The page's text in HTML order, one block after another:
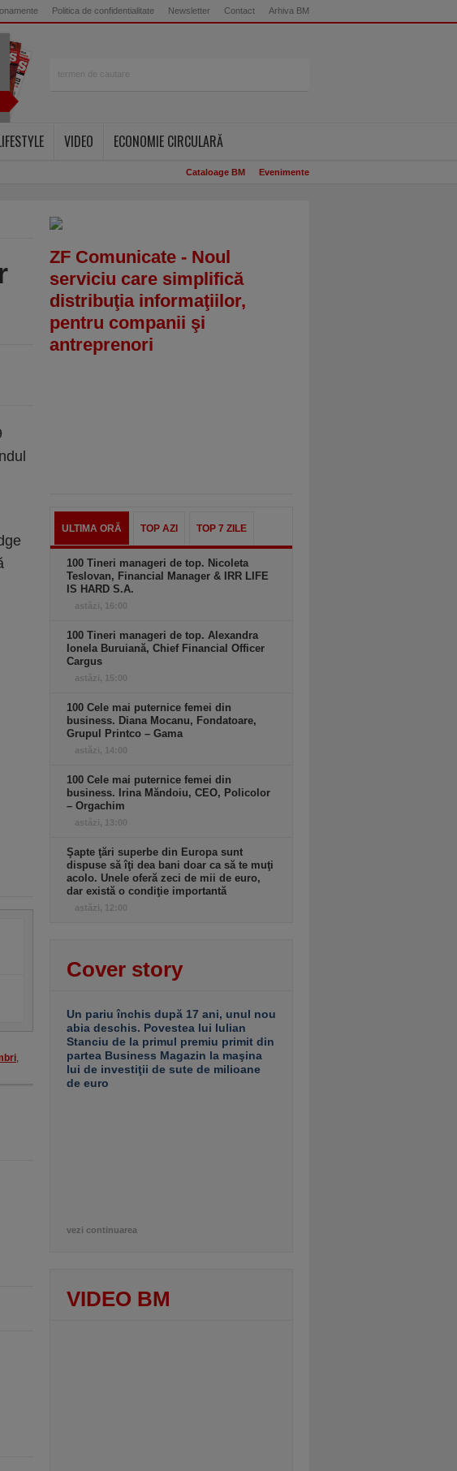
Politica de confidentialitate Newsletter Contact Arhiva BM
VIDEO
ECONOMIE CIRCULARĂ
Cataloage BM Evenimente
,
ZF Comunicate - Noul
serviciu care simplifică
distribuţia informaţiilor,
pentru companii şi
antreprenori
ULTIMA ORĂ TOP AZI TOP 7 ZILE
100 Tineri manageri de top. Nicoleta
Teslovan, Financial Manager & IRR LIFE
IS HARD S.A.
astăzi, 16:00
100 Tineri manageri de top. Alexandra
Ionela Buruiană, Chief Financial Officer
Cargus
astăzi, 15:00
100 Cele mai puternice femei din
business. Diana Mocanu, Fondatoare,
Grupul Printco – Gama
astăzi, 14:00
100 Cele mai puternice femei din
business. Irina Măndoiu, CEO, Policolor
– Orgachim
astăzi, 13:00
Şapte ţări superbe din Europa sunt
dispuse să îţi dea bani doar ca să te muţi
acolo. Unele oferă zeci de mii de euro,
dar există o condiţie importantă
astăzi, 12:00
Cover story
Un pariu închis după 17 ani, unul nou
abia deschis. Povestea lui Iulian
Stanciu de la primul premiu primit din
partea Business Magazin la maşina
lui de investiţii de sute de milioane
de euro
vezi continuarea
VIDEO BM